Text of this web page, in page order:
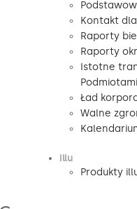
Kontakt
Raporty
Raporty
Istotne
Ład
Walne
illu
Produkty